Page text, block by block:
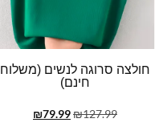
חולצה סרוגה לנשים (משלוח
חינם)
₪127.99
₪79.99